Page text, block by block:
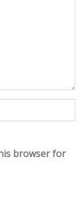
browser for